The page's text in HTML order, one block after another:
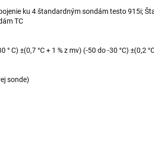
ku 4 štandardným sondám testo 915i;
TC
° C) ±(0,7 °C + 1 % z mv) (-50 do -30 °C) ±(0,2
sonde)